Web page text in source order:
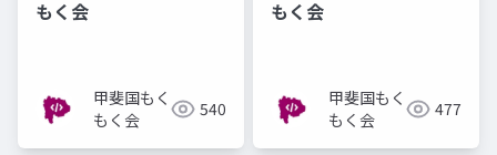
もく会
甲斐国もく
もく会
540
もく会
甲斐国もく
もく会
477